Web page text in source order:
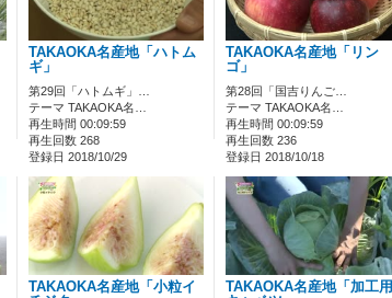
TAKAOKA名産地「ハトム
ギ」
第29回「ハトムギ」…
テーマ TAKAOKA名…
再生時間 00:09:59
再生回数 268
登録日 2018/10/29
TAKAOKA名産地「リン
ゴ」
第28回「国吉りんご…
テーマ TAKAOKA名…
再生時間 00:09:59
再生回数 236
登録日 2018/10/18
TAKAOKA名産地「小粒イ
TAKAOKA名産地「加工用